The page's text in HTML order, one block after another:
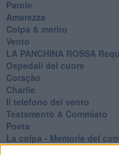
Parole
Amarezza
Colpa & merito
Vento
​LA PANCHINA ROSSA
Ospedali del cuore
Coraçào
Charlie
Il telefono del vento
Testamento & Commiato
Poeta
​La colpa - Memorie del